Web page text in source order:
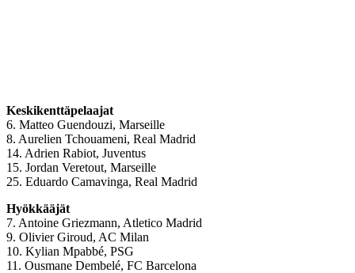
Keskikenttäpelaajat
6. Matteo Guendouzi, Marseille
8. Aurelien Tchouameni, Real Madrid
14. Adrien Rabiot, Juventus
15. Jordan Veretout, Marseille
25. Eduardo Camavinga, Real Madrid
Hyökkääjät
7. Antoine Griezmann, Atletico Madrid
9. Olivier Giroud, AC Milan
10. Kylian Mpabbé, PSG
11. Ousmane Dembelé, FC Barcelona